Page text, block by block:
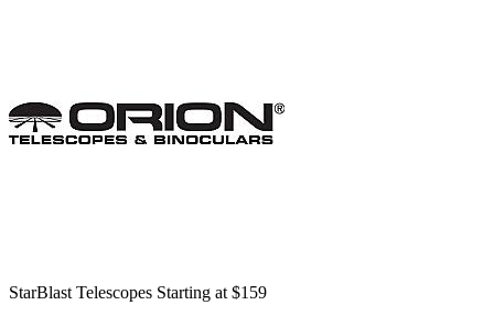
StarBlast Telescopes Starting at $159